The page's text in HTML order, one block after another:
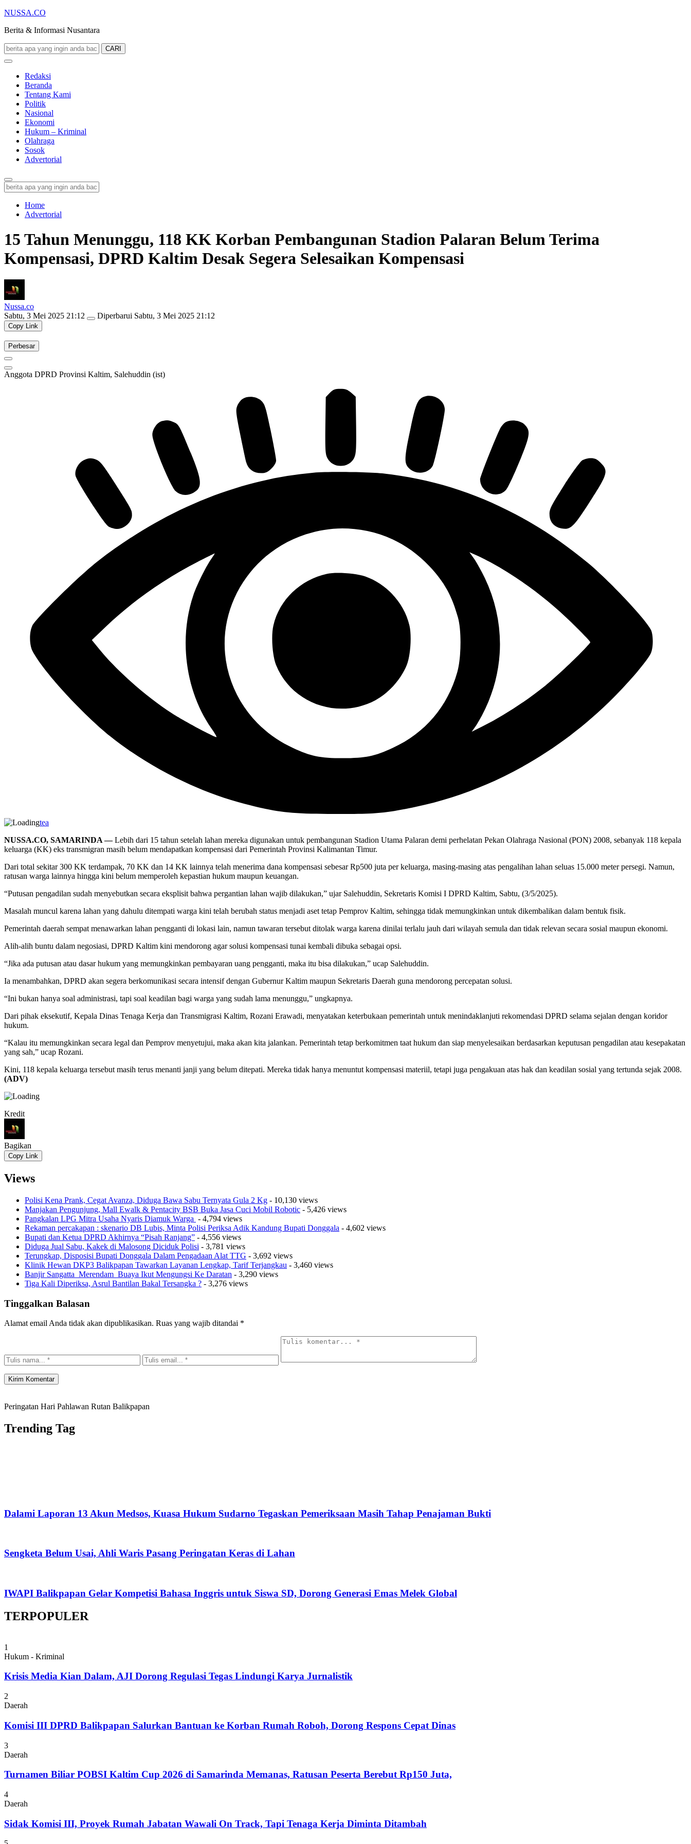
NUSSA.CO
Berita & Informasi Nusantara
CARI
Redaksi
Beranda
Tentang Kami
Politik
Nasional
Ekonomi
Hukum – Kriminal
Olahraga
Sosok
Advertorial
Home
Advertorial
15 Tahun Menunggu, 118 KK Korban Pembangunan Stadion Palaran Belum Terima
Kompensasi, DPRD Kaltim Desak Segera Selesaikan Kompensasi
Nussa.co
Sabtu, 3 Mei 2025 21:12
Diperbarui Sabtu, 3 Mei 2025 21:12
Copy Link
Perbesar
Anggota DPRD Provinsi Kaltim, Salehuddin (ist)
tea
NUSSA.CO, SAMARINDA —Lebih dari 15 tahun setelah lahan mereka digunakan untuk pembangunan Stadion Utama Palaran demi perhelatan Pekan Olahraga Nasional (PON) 2008, sebanyak 118 kepala
keluarga (KK) eks transmigran masih belum mendapatkan kompensasi dari Pemerintah Provinsi Kalimantan Timur.
Dari total sekitar 300 KK terdampak, 70 KK dan 14 KK lainnya telah menerima dana kompensasi sebesar Rp500 juta per keluarga, masing-masing atas pengalihan lahan seluas 15.000 meter persegi. Namun,
ratusan warga lainnya hingga kini belum memperoleh kepastian hukum maupun keuangan.
“Putusan pengadilan sudah menyebutkan secara eksplisit bahwa pergantian lahan wajib dilakukan,” ujar Salehuddin, Sekretaris Komisi I DPRD Kaltim, Sabtu, (3/5/2025).
Masalah muncul karena lahan yang dahulu ditempati warga kini telah berubah status menjadi aset tetap Pemprov Kaltim, sehingga tidak memungkinkan untuk dikembalikan dalam bentuk fisik.
Pemerintah daerah sempat menawarkan lahan pengganti di lokasi lain, namun tawaran tersebut ditolak warga karena dinilai terlalu jauh dari wilayah semula dan tidak relevan secara sosial maupun ekonomi.
Alih-alih buntu dalam negosiasi, DPRD Kaltim kini mendorong agar solusi kompensasi tunai kembali dibuka sebagai opsi.
“Jika ada putusan atau dasar hukum yang memungkinkan pembayaran uang pengganti, maka itu bisa dilakukan,” ucap Salehuddin.
Ia menambahkan, DPRD akan segera berkomunikasi secara intensif dengan Gubernur Kaltim maupun Sekretaris Daerah guna mendorong percepatan solusi.
“Ini bukan hanya soal administrasi, tapi soal keadilan bagi warga yang sudah lama menunggu,” ungkapnya.
Dari pihak eksekutif, Kepala Dinas Tenaga Kerja dan Transmigrasi Kaltim, Rozani Erawadi, menyatakan keterbukaan pemerintah untuk menindaklanjuti rekomendasi DPRD selama sejalan dengan koridor
hukum.
“Kalau itu memungkinkan secara legal dan Pemprov menyetujui, maka akan kita jalankan. Pemerintah tetap berkomitmen taat hukum dan siap menyelesaikan berdasarkan keputusan pengadilan atau kesepakatan
yang sah,” ucap Rozani.
Kini, 118 kepala keluarga tersebut masih terus menanti janji yang belum ditepati. Mereka tidak hanya menuntut kompensasi materiil, tetapi juga pengakuan atas hak dan keadilan sosial yang tertunda sejak 2008.
(ADV)
Kredit
Bagikan
Copy Link
Views
Polisi Kena Prank, Cegat Avanza, Diduga Bawa Sabu Ternyata Gula 2 Kg - 10,130 views
Manjakan Pengunjung, Mall Ewalk & Pentacity BSB Buka Jasa Cuci Mobil Robotic - 5,426 views
Pangkalan LPG Mitra Usaha Nyaris Diamuk Warga - 4,794 views
Rekaman percakapan : skenario DB Lubis, Minta Polisi Periksa Adik Kandung Bupati Donggala - 4,602 views
Bupati dan Ketua DPRD Akhirnya “Pisah Ranjang” - 4,556 views
Diduga Jual Sabu, Kakek di Malosong Diciduk Polisi - 3,781 views
Terungkap, Disposisi Bupati Donggala Dalam Pengadaan Alat TTG - 3,692 views
Klinik Hewan DKP3 Balikpapan Tawarkan Layanan Lengkap, Tarif Terjangkau - 3,460 views
Banjir Sangatta Merendam Buaya Ikut Mengungsi Ke Daratan - 3,290 views
Tiga Kali Diperiksa, Asrul Bantilan Bakal Tersangka ? - 3,276 views
Tinggalkan Balasan
Alamat email Anda tidak akan dipublikasikan. Ruas yang wajib ditandai *
Peringatan Hari Pahlawan Rutan Balikpapan
Trending Tag
Dalami Laporan 13 Akun Medsos, Kuasa Hukum Sudarno Tegaskan Pemeriksaan Masih Tahap Penajaman Bukti
Sengketa Belum Usai, Ahli Waris Pasang Peringatan Keras di Lahan
IWAPI Balikpapan Gelar Kompetisi Bahasa Inggris untuk Siswa SD, Dorong Generasi Emas Melek Global
TERPOPULER
1
Hukum - Kriminal
Krisis Media Kian Dalam, AJI Dorong Regulasi Tegas Lindungi Karya Jurnalistik
2
Daerah
Komisi III DPRD Balikpapan Salurkan Bantuan ke Korban Rumah Roboh, Dorong Respons Cepat Dinas
3
Daerah
Turnamen Biliar POBSI Kaltim Cup 2026 di Samarinda Memanas, Ratusan Peserta Berebut Rp150 Juta,
4
Daerah
Sidak Komisi III, Proyek Rumah Jabatan Wawali On Track, Tapi Tenaga Kerja Diminta Ditambah